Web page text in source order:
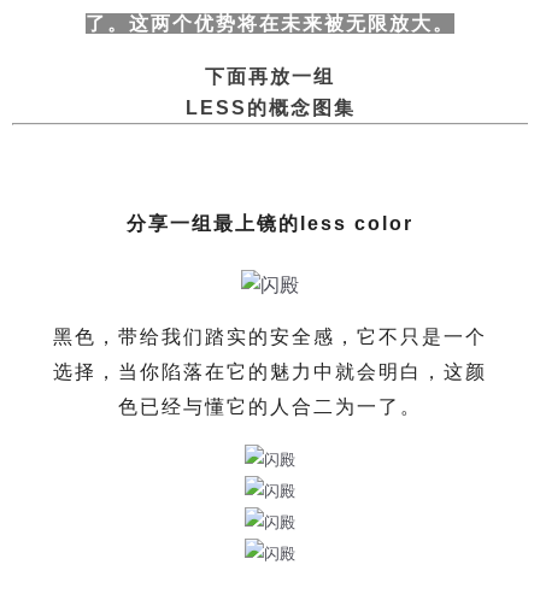
了。这两个优势将在未来被无限放大。
下面再放一组
LESS的概念图集
分享一组最上镜的less color
黑色，带给我们踏实的安全感，它不只是一个
选择，当你陷落在它的魅力中就会明白，这颜
色已经与懂它的人合二为一了。